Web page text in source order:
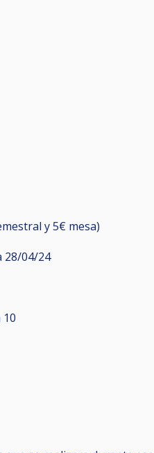
y 5€ mesa)
28/04/24